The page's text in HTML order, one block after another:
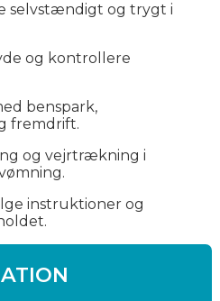
selvstændigt og trygt i
og kontrollere
benspark,
fremdrift.
og vejrtrækning i
instruktioner og